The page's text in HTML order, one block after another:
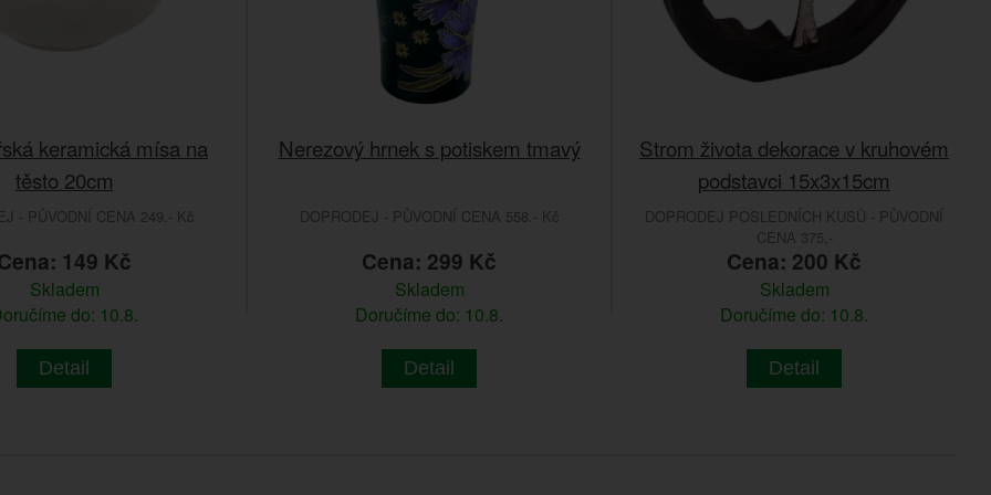
keramická mísa na
těsto 20cm
- PŮVODNÍ CENA 249.- Kč
149 Kč
Skladem
do: 10.8.
Detail
Nerezový hrnek s potiskem tmavý
DOPRODEJ - PŮVODNÍ CENA 558.- Kč
Cena: 299 Kč
Skladem
Doručíme do: 10.8.
Detail
Strom života dekorace v kruhovém
podstavci 15x3x15cm
DOPRODEJ POSLEDNÍCH KUSŮ - PŮVODNÍ
CENA 375,-
Cena: 200 Kč
Skladem
Doručíme do: 10.8.
Detail